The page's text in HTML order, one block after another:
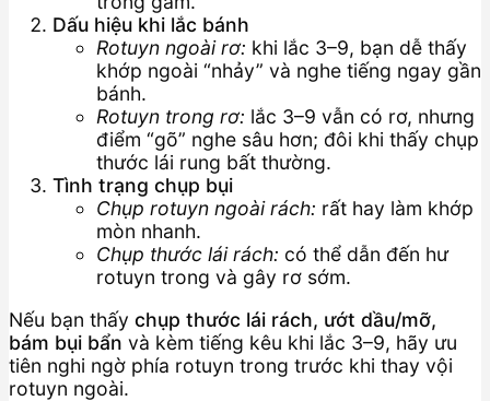
Dấu hiệu khi lắc bánh
Rotuyn ngoài rơ: khi lắc 3–9, bạn dễ thấy
khớp ngoài “nhảy” và nghe tiếng ngay gần
bánh.
Rotuyn trong rơ: lắc 3–9 vẫn có rơ, nhưng
điểm “gõ” nghe sâu hơn; đôi khi thấy chụp
thước lái rung bất thường.
Tình trạng chụp bụi
Chụp rotuyn ngoài rách: rất hay làm khớp
mòn nhanh.
Chụp thước lái rách: có thể dẫn đến hư
rotuyn trong và gây rơ sớm.
Nếu bạn thấy chụp thước lái rách, ướt dầu/mỡ,
bám bụi bẩn và kèm tiếng kêu khi lắc 3–9, hãy ưu
tiên nghi ngờ phía rotuyn trong trước khi thay vội
rotuyn ngoài.